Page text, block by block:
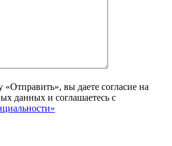
вы даете согласие на
данных и соглашаетесь с